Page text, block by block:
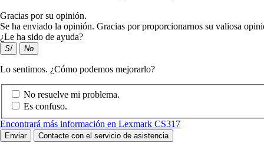
Gracias por su opinión.
Se ha enviado la opinión. Gracias por proporcionarnos su valiosa
¿Le ha sido de ayuda?
Sí No
Lo sentimos. ¿Cómo podemos mejorarlo?
No resuelve mi problema.
Es confuso.
Encontrará más información en Lexmark CS317
Enviar Contacte con el servicio de asistencia